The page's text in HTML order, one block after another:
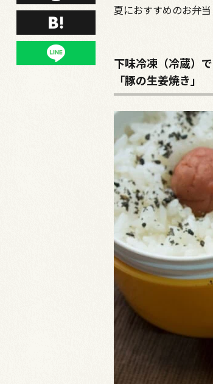
夏におすすめのお弁当
下味冷凍（冷蔵）で
「豚の生姜焼き」